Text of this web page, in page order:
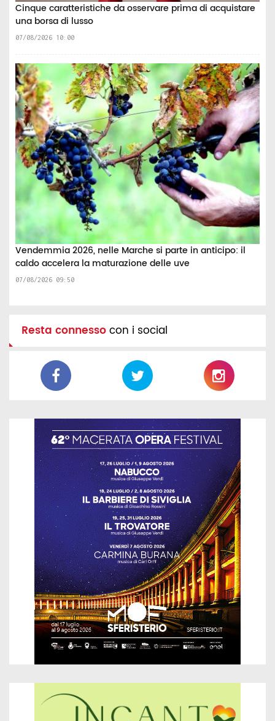
Cinque caratteristiche da osservare prima di acquistare
una borsa di lusso
07/08/2026 10:00
Vendemmia 2026, nelle Marche si parte in anticipo: il
caldo accelera la maturazione delle uve
07/08/2026 09:50
Resta connessocon i social